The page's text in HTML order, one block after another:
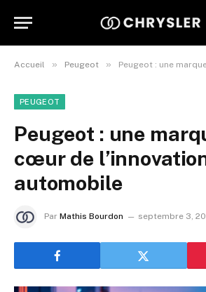
Accueil » Peugeot » Peugeot : une marque au
PEUGEOT
Peugeot : une
cœur de
automobile
Par Mathis Bourdon septembre 3,